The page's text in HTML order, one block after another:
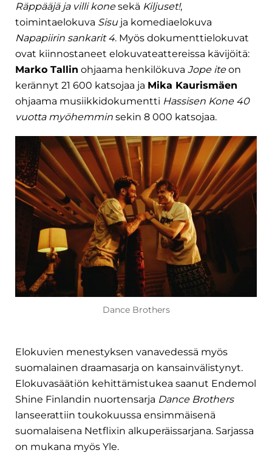
Räppääjä ja villi konesekä Kiljuset!,
toimintaelokuva Sisu ja komediaelokuva
Napapiirin sankarit 4. Myös dokumenttielokuvat
ovat kiinnostaneet elokuvateattereissa kävijöitä:
Marko Tallin ohjaama henkilökuva Jope iteon
kerännyt 21 600 katsojaa ja Mika Kaurismäen
ohjaama musiikkidokumentti Hassisen Kone 40
vuotta myöhemmin sekin 8 000 katsojaa.
Dance Brothers
Elokuvien menestyksen vanavedessä myös
suomalainen draamasarja on kansainvälistynyt.
Elokuvasäätiön kehittämistukea saanut Endemol
Shine Finlandin nuortensarja Dance Brothers
lanseerattiin toukokuussa ensimmäisenä
suomalaisena Netflixin alkuperäissarjana. Sarjassa
on mukana myös Yle.